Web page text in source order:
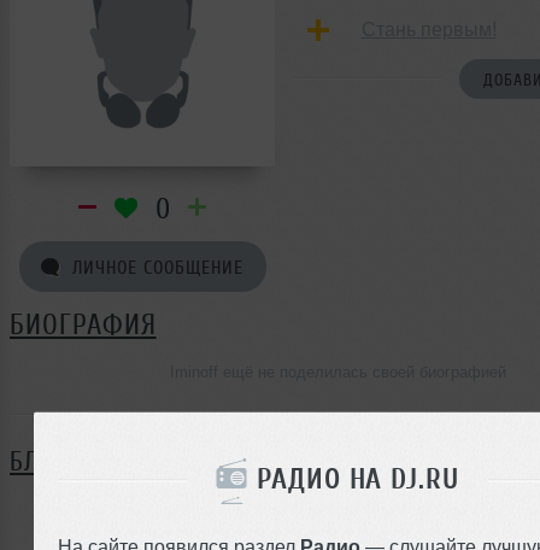
РАДИО НА DJ.RU
На сайте появился раздел Радио — слушайте
0
ЛИЧНОЕ СООБЩЕНИЕ
БИОГРАФИЯ
БЛОГ